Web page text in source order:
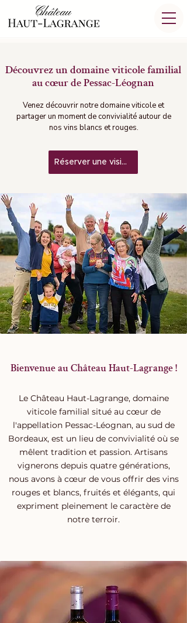
Découvrez un domaine viticole familial
au cœur de Pessac-Léognan
Venez découvrir notre domaine viticole et
partager un moment de convivialité autour de
nos vins blancs et rouges.
Réserver une visite
Bienvenue au Château Haut-Lagrange !
Le Château Haut-Lagrange, domaine
viticole familial situé au cœur de
l'appellation Pessac-Léognan, au sud de
Bordeaux, est un lieu de convivialité où se
mêlent tradition et passion. Artisans
vignerons depuis quatre générations,
nous avons à cœur de vous offrir des vins
rouges et blancs, fruités et élégants, qui
expriment pleinement le caractère de
notre terroir.